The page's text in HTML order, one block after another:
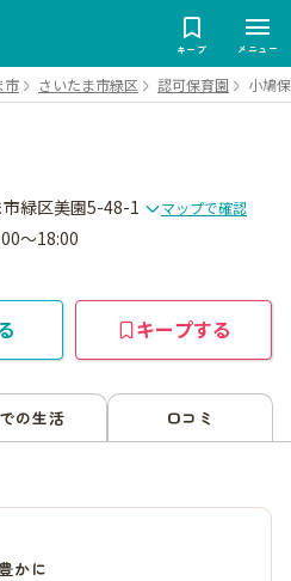
キープ メニュー
市 さいたま市緑区 認可保育園 小鳩
緑区美園5-48-1 マップで確認
～18:00
キープする
の生活 口コミ
かに